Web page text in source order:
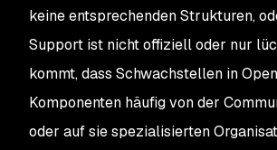
keine entsprechenden Strukturen,
Support ist nicht offiziell oder nur
kommt, dass Schwachstellen in
Komponenten häufig von der
oder auf sie spezialisierten